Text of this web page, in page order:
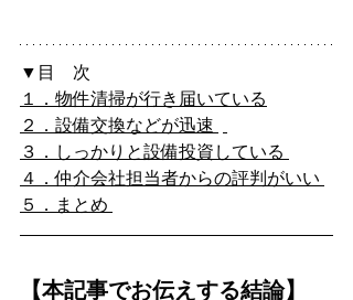
▼目　次
１．物件清掃が行き届いている
２．設備交換などが迅速
３．しっかりと設備投資している
４．仲介会社担当者からの評判がいい
５．まとめ
【本記事でお伝えする結論】